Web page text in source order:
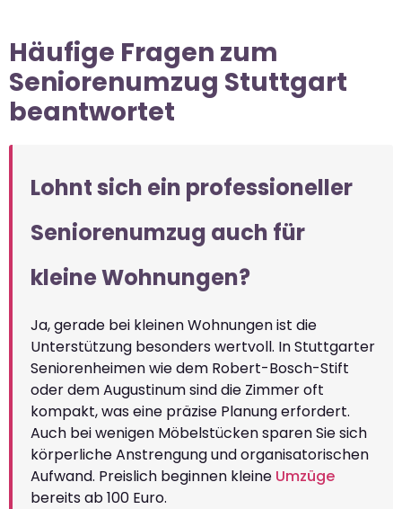
Häufige Fragen zum
Seniorenumzug Stuttgart
beantwortet
Lohnt sich ein professioneller
Seniorenumzug auch für
kleine Wohnungen?
Ja, gerade bei kleinen Wohnungen ist die
Unterstützung besonders wertvoll. In Stuttgarter
Seniorenheimen wie dem Robert-Bosch-Stift
oder dem Augustinum sind die Zimmer oft
kompakt, was eine präzise Planung erfordert.
Auch bei wenigen Möbelstücken sparen Sie sich
körperliche Anstrengung und organisatorischen
Aufwand. Preislich beginnen kleine Umzüge
bereits ab 100 Euro.